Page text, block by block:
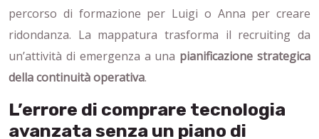
percorso di formazione per Luigi o Anna per creare
ridondanza. La mappatura trasforma il recruiting da
un’attività di emergenza a una pianificazione strategica
della continuità operativa.
L’errore di comprare tecnologia
avanzata senza un piano di